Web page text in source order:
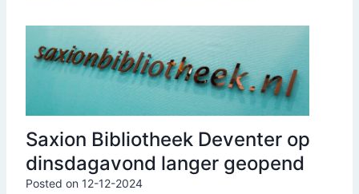
Saxion Bibliotheek Deventer op
dinsdagavond langer geopend
Posted on 12-12-2024